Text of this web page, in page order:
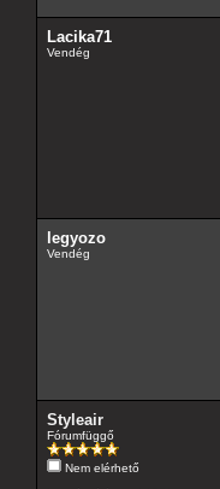
Lacika71
Vendég
legyozo
Vendég
Styleair
Fórumfüggő
Nem elérhető